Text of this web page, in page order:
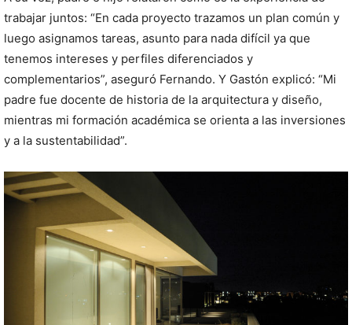
trabajar juntos: “En cada proyecto trazamos un plan común y
luego asignamos tareas, asunto para nada difícil ya que
tenemos intereses y perfiles diferenciados y
complementarios”, aseguró Fernando. Y Gastón explicó: “Mi
padre fue docente de historia de la arquitectura y diseño,
mientras mi formación académica se orienta a las inversiones
y a la sustentabilidad”.